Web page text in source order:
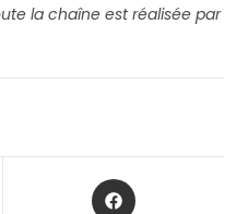
la chaîne est réalisée par